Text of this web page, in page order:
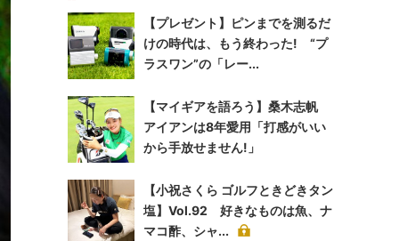
【プレゼント】ピンまでを測るだ
けの時代は、もう終わった! “プ
ラスワン”の「レー...
【マイギアを語ろう】桑木志帆
アイアンは8年愛用「打感がいい
から手放せません!」
【小祝さくら ゴルフときどきタン
塩】Vol.92 好きなものは魚、ナ
マコ酢、シャ...